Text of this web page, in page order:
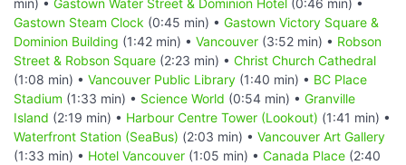
Gastown Steam Clock (0:45 min) • Gastown Victory Square &
Dominion Building (1:42 min) • Vancouver (3:52 min) • Robson
Street & Robson Square (2:23 min) • Christ Church Cathedral
(1:08 min) • Vancouver Public Library (1:40 min) • BC Place
Stadium (1:33 min) • Science World (0:54 min) • Granville
Island (2:19 min) • Harbour Centre Tower (Lookout) (1:41 min) •
Waterfront Station (SeaBus) (2:03 min) • Vancouver Art Gallery
(1:33 min) • Hotel Vancouver (1:05 min) • Canada Place (2:40